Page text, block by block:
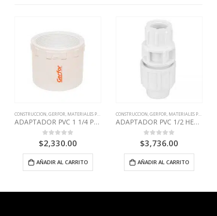
CONSTRUCCION,GERFOR, MATERIALES PARA CONSTRUCCION
ADAPTADOR PVC 1 1/4 PRESION HEMBRA GERFOR
0out of 5
$2,330.00
AÑADIR AL CARRITO
CONSTRUCCION,GERFOR, MATERIALES PARA CONSTRUCCION
ADAPTADOR PVC 1/2 HEMBRA ACOMETIDA GERFOR
0out of 5
$3,736.00
AÑADIR AL CARRITO